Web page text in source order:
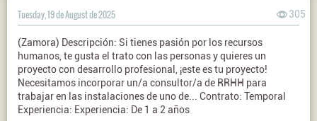
Tuesday, 19 de August de 2025 305
(Zamora) Descripción: Si tienes pasión por los recursos
humanos, te gusta el trato con las personas y quieres un
proyecto con desarrollo profesional, ¡este es tu proyecto!
Necesitamos incorporar un/a consultor/a de RRHH para
trabajar en las instalaciones de uno de... Contrato: Temporal
Experiencia: Experiencia: De 1 a 2 años